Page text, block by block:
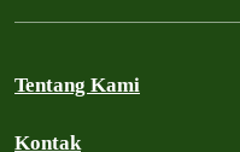
Tentang Kami
Kontak